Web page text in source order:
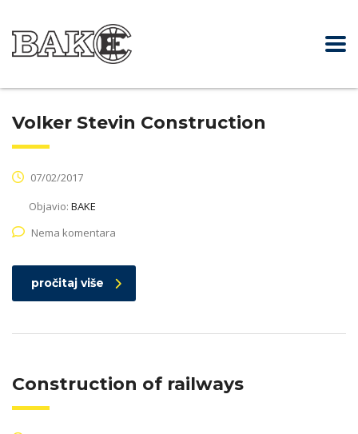
Volker Stevin Construction
07/02/2017
Objavio: BAKE
Nema komentara
pročitaj više
Construction of railways